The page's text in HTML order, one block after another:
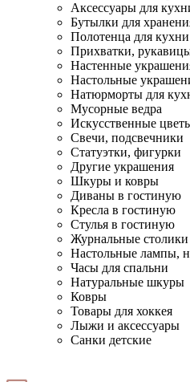
Аксессуары для
Бутылки для
Полотенца для кухни
Прихватки,
Настенные
Настольные
Натюрморты для
Мусорные ведра
Искусственные
Свечи, подсвечники
Статуэтки, фигурки
Другие украшения
Шкуры и ковры
Диваны в гостиную
Кресла в гостиную
Стулья в гостиную
Журнальные столики
Настольные лампы,
Часы для спальни
Натуральные шкуры
Ковры
Товары для хоккея
Лыжи и аксессуары
Санки детские